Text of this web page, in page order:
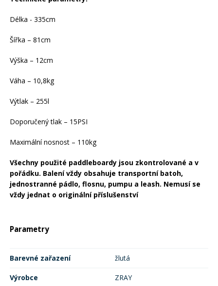
Délka - 335cm
Šířka – 81cm
Výška – 12cm
Váha – 10,8kg
Výtlak – 255l
Doporučený tlak – 15PSI
Maximální nosnost – 110kg
Všechny použité paddleboardy jsou zkontrolované a v
pořádku. Balení vždy obsahuje transportní batoh,
jednostranné pádlo, flosnu, pumpu a leash. Nemusí se
vždy jednat o originální příslušenství
Parametry
Barevné zařazení žlutá
Výrobce ZRAY